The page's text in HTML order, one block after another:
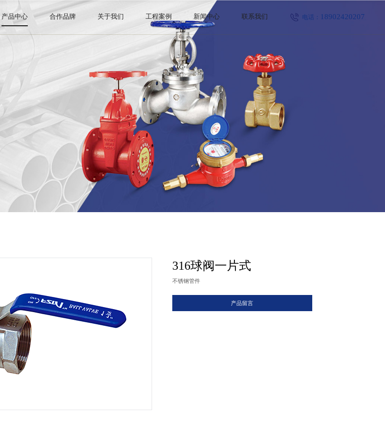
产品中心
消防器材
合作品牌 关于我们
证书许可
工程案例 新闻中心
行业新闻
联系我们 电话： 18902420207
316球阀一片式
不锈钢管件
产品留言